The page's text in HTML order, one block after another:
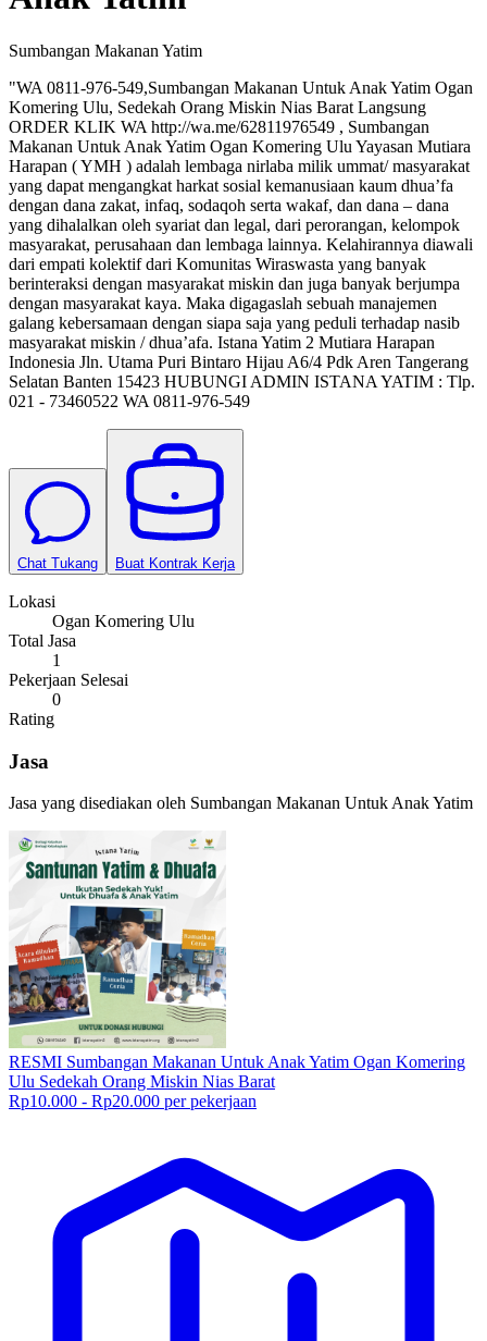
Sumbangan Makanan Yatim
"WA 0811-976-549,Sumbangan Makanan Untuk Anak Yatim Ogan
Komering Ulu, Sedekah Orang Miskin Nias Barat Langsung
ORDER KLIK WA http://wa.me/62811976549 , Sumbangan
Makanan Untuk Anak Yatim Ogan Komering Ulu Yayasan Mutiara
Harapan ( YMH ) adalah lembaga nirlaba milik ummat/ masyarakat
yang dapat mengangkat harkat sosial kemanusiaan kaum dhua’fa
dengan dana zakat, infaq, sodaqoh serta wakaf, dan dana – dana
yang dihalalkan oleh syariat dan legal, dari perorangan, kelompok
masyarakat, perusahaan dan lembaga lainnya. Kelahirannya diawali
dari empati kolektif dari Komunitas Wiraswasta yang banyak
berinteraksi dengan masyarakat miskin dan juga banyak berjumpa
dengan masyarakat kaya. Maka digagaslah sebuah manajemen
galang kebersamaan dengan siapa saja yang peduli terhadap nasib
masyarakat miskin / dhua’afa. Istana Yatim 2 Mutiara Harapan
Indonesia Jln. Utama Puri Bintaro Hijau A6/4 Pdk Aren Tangerang
Selatan Banten 15423 HUBUNGI ADMIN ISTANA YATIM : Tlp.
021 - 73460522 WA 0811-976-549
Chat Tukang Buat Kontrak Kerja
Lokasi
Ogan Komering Ulu
Total Jasa
1
Pekerjaan Selesai
0
Rating
Jasa
Jasa yang disediakan oleh Sumbangan Makanan Untuk Anak Yatim
RESMI Sumbangan Makanan Untuk Anak Yatim Ogan Komering
Ulu Sedekah Orang Miskin Nias Barat
Rp10.000 - Rp20.000 per pekerjaan